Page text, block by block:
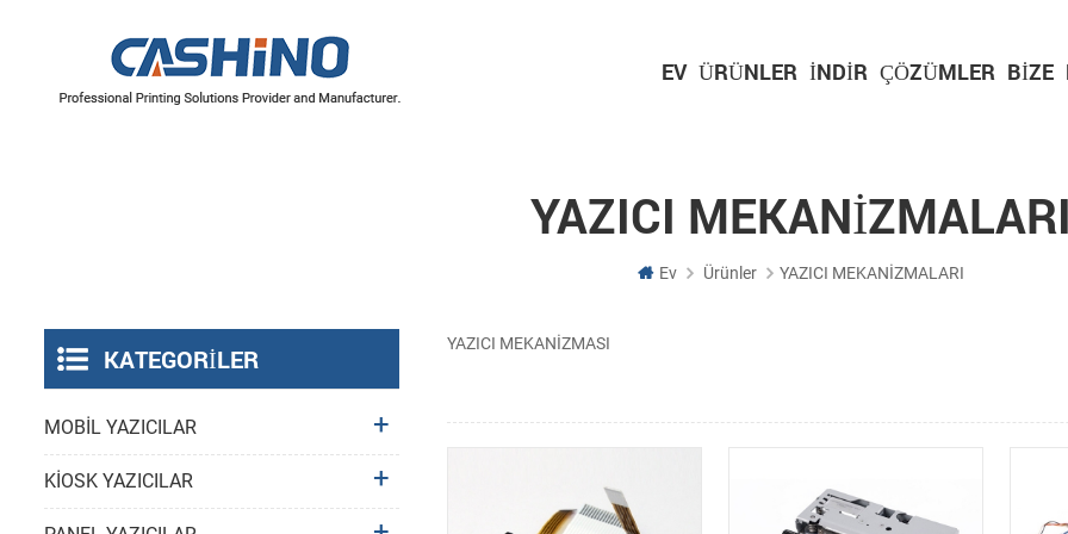
EV ÜRÜNLER İNDIR ÇÖZÜMLER BIZE
YAZICI MEKANİZMALARI
Ev Ürünler YAZICI MEKANİZMALARI
YAZICI MEKANİZMASI
KATEGORILER
MOBİL YAZICILAR
KİOSK YAZICILAR